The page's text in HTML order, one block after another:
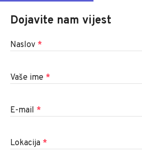
Dojavite nam vijest
Naslov *
Vaše ime *
E-mail *
Lokacija *